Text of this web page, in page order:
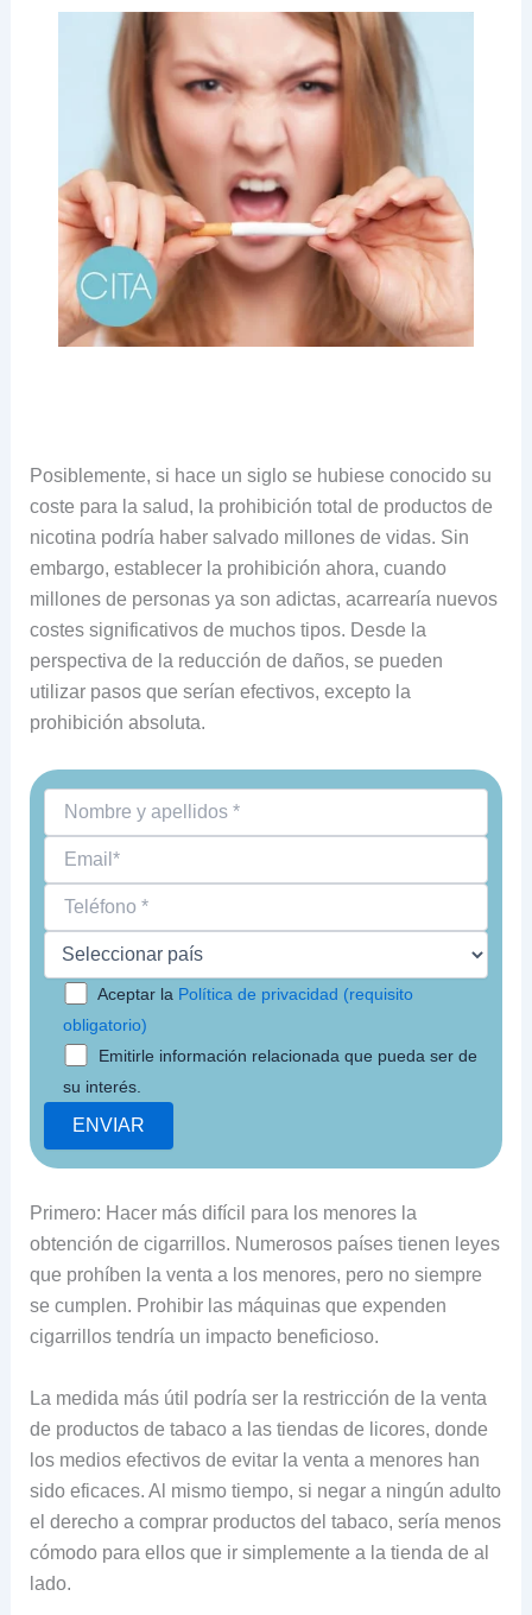
Posiblemente, si hace un siglo se hubiese conocido su
coste para la salud, la prohibición total de productos de
nicotina podría haber salvado millones de vidas. Sin
embargo, establecer la prohibición ahora, cuando
millones de personas ya son adictas, acarrearía nuevos
costes significativos de muchos tipos. Desde la
perspectiva de la reducción de daños, se pueden
utilizar pasos que serían efectivos, excepto la
prohibición absoluta.
Aceptar la Política de privacidad (requisito
obligatorio)
Emitirle información relacionada que pueda ser de
su interés.
Primero: Hacer más difícil para los menores la
obtención de cigarrillos. Numerosos países tienen leyes
que prohíben la venta a los menores, pero no siempre
se cumplen. Prohibir las máquinas que expenden
cigarrillos tendría un impacto beneficioso.
La medida más útil podría ser la restricción de la venta
de productos de tabaco a las tiendas de licores, donde
los medios efectivos de evitar la venta a menores han
sido eficaces. Al mismo tiempo, si negar a ningún adulto
el derecho a comprar productos del tabaco, sería menos
cómodo para ellos que ir simplemente a la tienda de al
lado.